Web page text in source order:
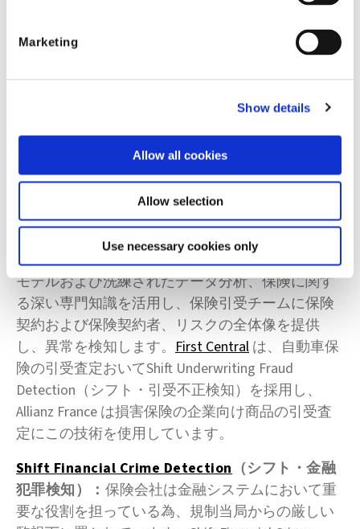
Marketing
Show details
Allow all cookies
Allow selection
Use necessary cookies only
Shift Underwriting Fraud Detection
（シフト・
Detection（シフト・引受不正検知）は、AI を保険
引受プロセスに適用し、不正確またはコンプライ
アンスに準拠していない保険契約を検知します。
実用的なアラート表示により、不正な新規契約を
最小限に抑え、望ましくないリスクを回避し、適
切な保険料を課すことができます。Shift
Underwriting Fraud Detection（シフト・引受不正検
知）は、シフトテクノロジーの精度の高いデータ
モデルおよび洗練されたデータ分析、保険に関す
る深い専門知識を活用し、保険引受チームに保険
契約および保険契約者、リスクの全体像を提供
し、異常を検知します。 First Central は、自動車保
険の引受査定おいてShift Underwriting Fraud
Detection（シフト・引受不正検知）を採用し、
Allianz France は損害保険の企業向け商品の引受査
定にこの技術を使用しています。
Shift Financial Crime Detection（シフト・金融
犯罪検知）： 保険会社は金融システムにおいて重
要な役割を担っている為、規制当局からの厳しい